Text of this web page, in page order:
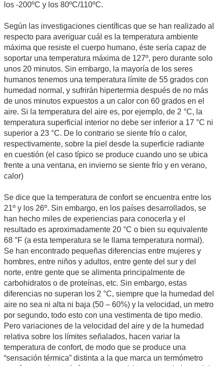
los -200ºC y los 80ºC/110ºC.
Según las investigaciones científicas que se han realizado al
respecto para averiguar cuál es la temperatura ambiente
máxima que resiste el cuerpo humano, éste sería capaz de
soportar una temperatura máxima de 127º, pero durante solo
unos 20 minutos. Sin embargo, la mayoría de los seres
humanos tenemos una temperatura límite de 55 grados con
humedad normal, y sufrirán hipertermia después de no más
de unos minutos expuestos a un calor con 60 grados en el
aire. Si la temperatura del aire es, por ejemplo, de 2 °C, la
temperatura superficial interior no debe ser inferior a 17 °C ni
superior a 23 °C. De lo contrario se siente frío o calor,
respectivamente, sobre la piel desde la superficie radiante
en cuestión (el caso típico se produce cuando uno se ubica
frente a una ventana, en invierno se siente frío y en verano,
calor)
Se dice que la temperatura de confort se encuentra entre los
21º y los 26º. Sin embargo, en los países desarrollados, se
han hecho miles de experiencias para conocerla y el
resultado es aproximadamente 20 °C o bien su equivalente
68 °F (a esta temperatura se le llama temperatura normal).
Se han encontrado pequeñas diferencias entre mujeres y
hombres, entre niños y adultos, entre gente del sur y del
norte, entre gente que se alimenta principalmente de
carbohidratos o de proteínas, etc. Sin embargo, estas
diferencias no superan los 2 °C, siempre que la humedad del
aire no sea ni alta ni baja (50 – 60%) y la velocidad, un metro
por segundo, todo esto con una vestimenta de tipo medio.
Pero variaciones de la velocidad del aire y de la humedad
relativa sobre los límites señalados, hacen variar la
temperatura de confort, de modo que se produce una
“sensación térmica” distinta a la que marca un termómetro